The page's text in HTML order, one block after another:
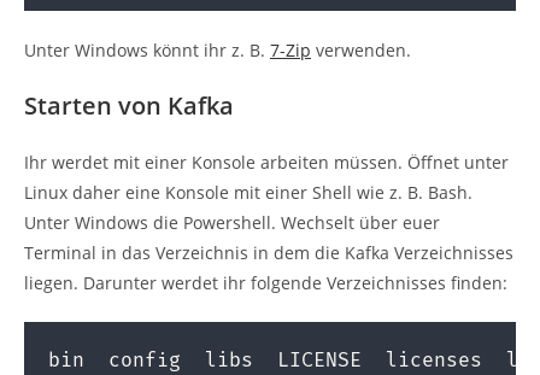
Unter Windows könnt ihr z. B. 7-Zip verwenden.
Starten von Kafka
Ihr werdet mit einer Konsole arbeiten müssen. Öffnet unter
Linux daher eine Konsole mit einer Shell wie z. B. Bash.
Unter Windows die Powershell. Wechselt über euer
Terminal in das Verzeichnis in dem die Kafka Verzeichnisses
liegen. Darunter werdet ihr folgende Verzeichnisses finden:
bin  config  libs  LICENSE  licenses